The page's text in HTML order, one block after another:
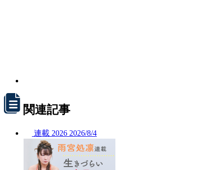
関連記事
連載 2026 2026/8/4